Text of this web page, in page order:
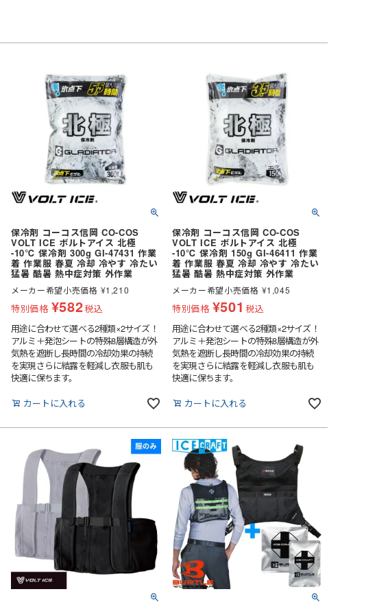
保冷剤 コーコス信岡 CO-COS
VOLT ICE ボルトアイス 北極
-10℃ 保冷剤 300g GI-47431 作業
着 作業服 春夏 冷却 冷やす 冷たい
猛暑 酷暑 熱中症対策 外作業
メーカー希望小売価格 ¥1,210
特別価格 ¥582税込
用途に合わせて選べる2種類×2サイズ！
アルミ＋発泡シートの特殊8層構造が外
気熱を遮断し長時間の冷却効果の持続
を実現さらに結露を軽減し衣服も肌も
快適に保ちます。
カートに入れる
保冷剤 コーコス信岡 CO-COS
VOLT ICE ボルトアイス 北極
-10℃ 保冷剤 150g GI-46411 作業
着 作業服 春夏 冷却 冷やす 冷たい
猛暑 酷暑 熱中症対策 外作業
メーカー希望小売価格 ¥1,045
特別価格 ¥501 税込
用途に合わせて選べる2種類×2サイズ！
アルミ＋発泡シートの特殊8層構造が外
気熱を遮断し長時間の冷却効果の持続
を実現さらに結露を軽減し衣服も肌も
快適に保ちます。
カートに入れる